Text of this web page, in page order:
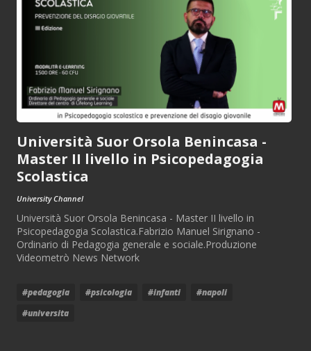
Università Suor Orsola Benincasa -
Master II livello in Psicopedagogia
Scolastica
University Channel
Università Suor Orsola Benincasa - Master II livello in
Psicopedagogia Scolastica.Fabrizio Manuel Sirignano -
Ordinario di Pedagogia generale e sociale.Produzione
Videometrò News Network
#pedagogia #psicologia #infanti
#napoli
#universita